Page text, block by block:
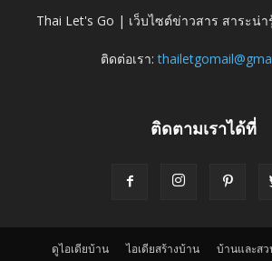
Thai Let's Go | เว็บไซต์ข่าวสาร สาระน่
ติดต่อเรา:
ติดตามเราได้ที่
ดูไอเดียบ้าน ไอเดียสร้างบ้าน บ้านและสว